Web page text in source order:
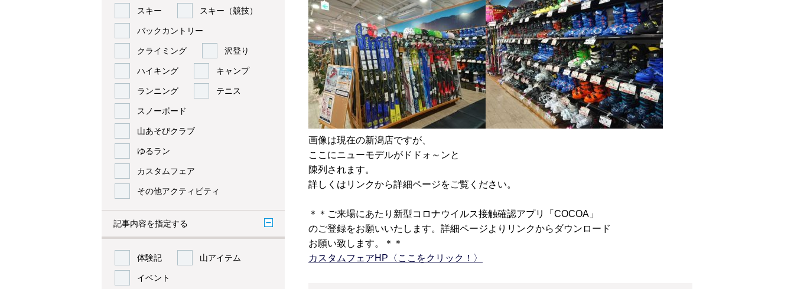
スキー スキー（競技）
バックカントリー
クライミング 沢登り
ハイキング キャンプ
ランニング テニス
スノーボード
山あそびクラブ
ゆるラン
カスタムフェア
その他アクティビティ
記事内容を指定する
体験記 山アイテム
イベント
画像は現在の新潟店ですが、
ここにニューモデルがドドォ～ンと
陳列されます。
詳しくはリンクから詳細ページをご覧ください。
＊＊ご来場にあたり新型コロナウイルス接触確認アプリ「 COCOA 」
のご登録をお願いいたします。詳細ページよりリンクからダウンロード
お願い致します。＊＊
カスタムフェアHP 〈ここをクリック！〉